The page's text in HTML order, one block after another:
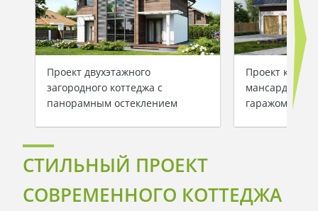
Проект двухэтажного
загородного коттеджа с
панорамным остеклением
Проект
мансардой и
гаражом
СТИЛЬНЫЙ ПРОЕКТ
СОВРЕМЕННОГО КОТТЕДЖА